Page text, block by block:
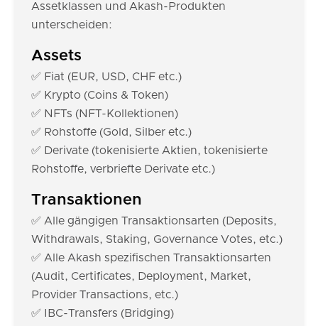
Assetklassen und Akash-Produkten
unterscheiden:
Assets
✅ Fiat (EUR, USD, CHF etc.)
✅ Krypto (Coins & Token)
✅ NFTs (NFT-Kollektionen)
✅ Rohstoffe (Gold, Silber etc.)
✅ Derivate (tokenisierte Aktien, tokenisierte
Rohstoffe, verbriefte Derivate etc.)
Transaktionen
✅ Alle gängigen Transaktionsarten (Deposits,
Withdrawals, Staking, Governance Votes, etc.)
✅ Alle Akash spezifischen Transaktionsarten
(Audit, Certificates, Deployment, Market,
Provider Transactions, etc.)
✅ IBC-Transfers (Bridging)